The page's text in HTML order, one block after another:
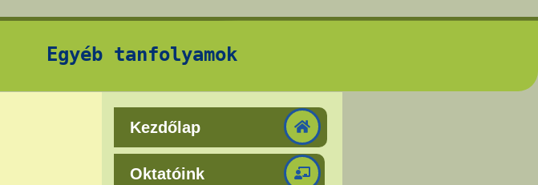
Egyéb tanfolyamok
Kezdőlap
Oktatóink